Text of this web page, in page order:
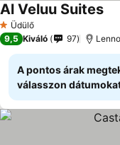
1 Kategória
Üdülő
Al Veluu Suites
9,5 Kiváló 97
A pontos árak
válasszon